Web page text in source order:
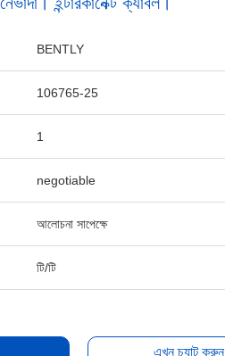
BENTLY
106765-25
1
negotiable
আলোচনা সাপেক্ষে
টি/টি
এখন চ্যাট করুন